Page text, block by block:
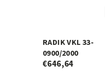
RADIK VKL 33-
0900/2000
€646,64